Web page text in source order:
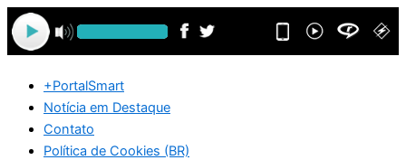
Ir
para
o
+PortalSmart
Notícia em Destaque
Contato
Política de Cookies (BR)